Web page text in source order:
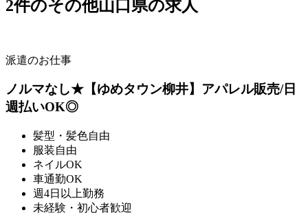
2件のその他山口県の求人
派遣のお仕事
ノルマなし★【ゆめタウン柳井】アパレル販売/日
週払いOK◎
髪型・髪色自由
服装自由
ネイルOK
車通勤OK
週4日以上勤務
未経験・初心者歓迎